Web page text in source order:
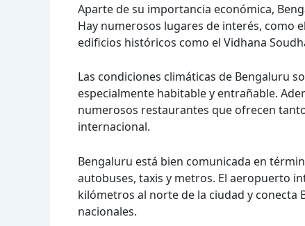
Aparte de su importancia económica,
Hay numerosos lugares de interés, como
edificios históricos como el Vidhana
Las condiciones climáticas de Bengaluru
especialmente habitable y entrañable.
numerosos restaurantes que ofrecen
internacional.
Bengaluru está bien comunicada en
autobuses, taxis y metros. El aeropuerto
kilómetros al norte de la ciudad y
nacionales.